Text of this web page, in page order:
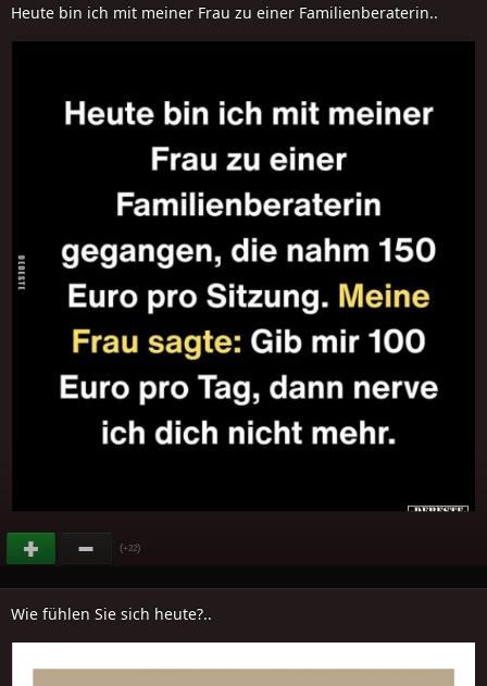
Heute bin ich mit meiner Frau zu einer Familienberaterin..
(+22)
Wie fühlen Sie sich heute?..